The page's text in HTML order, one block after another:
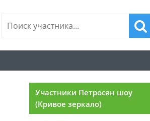
Участники Петросян шоу
(Кривое зеркало)